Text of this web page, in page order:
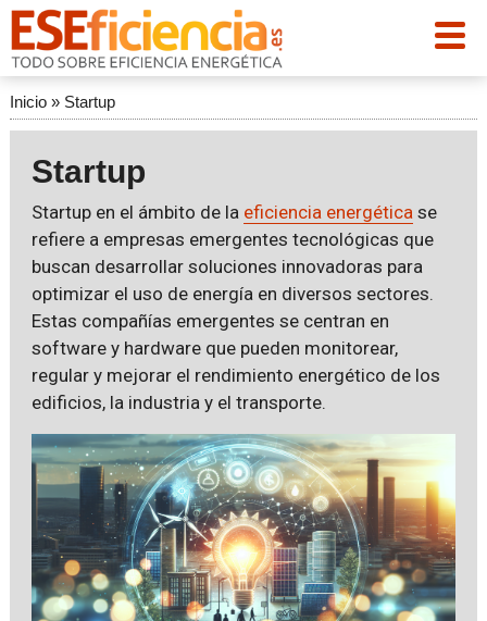
Inicio» Startup
Startup
Startup en el ámbito de la eficiencia energéticase
refiere a empresas emergentes tecnológicas que
buscan desarrollar soluciones innovadoras para
optimizar el uso de energía en diversos sectores.
Estas compañías emergentes se centran en
software y hardware que pueden monitorear,
regular y mejorar el rendimiento energético de los
edificios, la industria y el transporte.